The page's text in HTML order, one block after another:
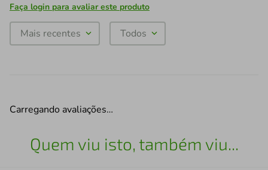
Faça login para avaliar este produto
Mais recentes Todos
Carregando avaliações…
Quem viu isto, também viu...